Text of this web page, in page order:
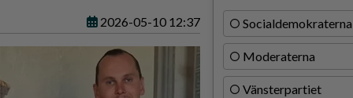
2026-05-10 12:37 Socialdemokraterna
Moderaterna
Vänsterpartiet